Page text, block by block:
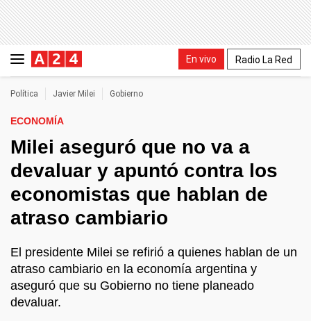
En vivo Radio La Red
Política Javier Milei Gobierno
ECONOMÍA
Milei aseguró que no va a
devaluar y apuntó contra los
economistas que hablan de
atraso cambiario
El presidente Milei se refirió a quienes hablan de un
atraso cambiario en la economía argentina y
aseguró que su Gobierno no tiene planeado
devaluar.